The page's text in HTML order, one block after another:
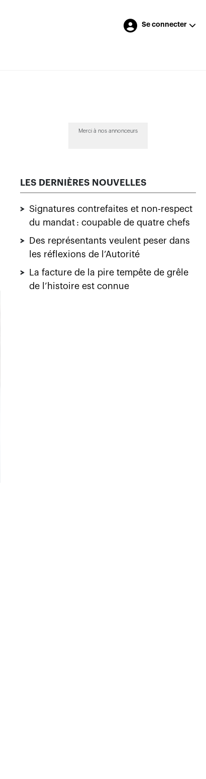
Se connecter
Merci à nos annonceurs
LES DERNIÈRES NOUVELLES
> Signatures contrefaites et non-respect
du mandat : coupable de quatre chefs
>
Des représentants veulent peser dans
les réflexions de l’Autorité
>
La facture de la pire tempête de grêle
de l’histoire est connue